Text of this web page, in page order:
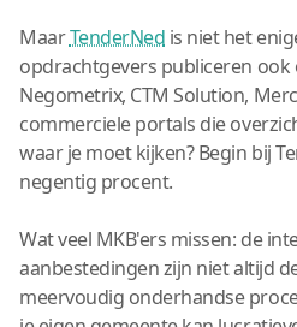
MaarTenderNed is niet het
opdrachtgevers publiceren
Negometrix, CTM Solution,
commerciele portals die
waar je moet kijken? Begin bij
negentig procent.
Wat veel MKB'ers missen: de
aanbestedingen zijn niet altijd
meervoudig onderhandse